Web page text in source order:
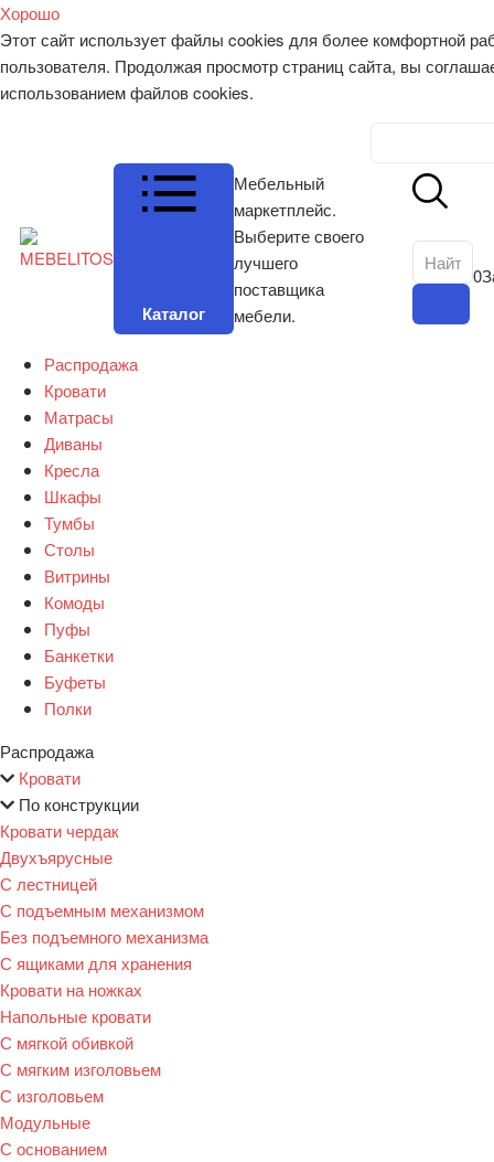
Хорошо
Этот сайт использует файлы cookies для более комфортной
пользователя. Продолжая просмотр страниц сайта, вы
использованием файлов cookies.
Каталог
Мебельный
маркетплейс.
Выберите своего
лучшего
поставщика
мебели.
0
Распродажа
Кровати
Матрасы
Диваны
Кресла
Шкафы
Тумбы
Столы
Витрины
Комоды
Пуфы
Банкетки
Буфеты
Полки
Распродажа
Кровати
По конструкции
Кровати чердак
Двухъярусные
С лестницей
С подъемным механизмом
Без подъемного механизма
С ящиками для хранения
Кровати на ножках
Напольные кровати
С мягкой обивкой
С мягким изголовьем
С изголовьем
Модульные
С основанием